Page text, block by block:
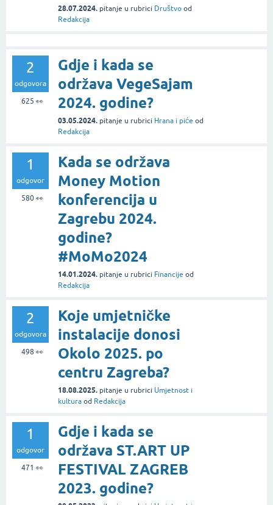
28.07.2024. pitanje u rubrici Društvo od
Redakcija
2
odgovora
625 👀
Gdje i kada se
održava VegeSajam
2024. godine?
03.05.2024. pitanje u rubrici Hrana i piće od
Redakcija
1
odgovor
580👀
Kada se održava
Money Motion
konferencija u
Zagrebu 2024.
godine?
#MoMo2024
14.01.2024. pitanje u rubrici Financije od
Redakcija
2
odgovora
498 👀
Koje umjetničke
instalacije donosi
Okolo 2025. po
centru Zagreba?
18.08.2025. pitanje u rubrici Umjetnost i
kultura od Redakcija
1
odgovor
471 👀
Gdje i kada se
održava ST.ART UP
FESTIVAL ZAGREB
2023. godine?